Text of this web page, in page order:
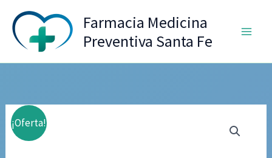
contenido
Farmacia Medicina
Preventiva Santa Fe
¡Oferta!